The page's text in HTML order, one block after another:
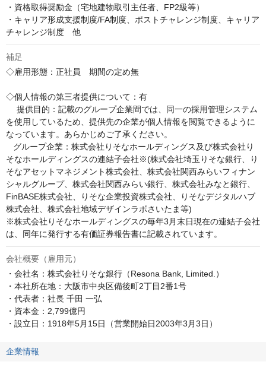
・資格取得奨励金（宅地建物取引主任者、FP2級等）
・キャリア形成支援制度/FA制度、ポストチャレンジ制度、キャリア
チャレンジ制度　他
補足
◇雇用形態：正社員　期間の定め無
◇個人情報の第三者提供について：有
提供目的：記載のグループ企業間では、同一の採用管理システム
を使用しているため、提供先の企業が個人情報を閲覧できるように
なっています。あらかじめご了承ください。
そなホールディングスの連結子会社※(株式会社埼玉りそな銀行、り
そなアセットマネジメント株式会社、株式会社関西みらいフィナン
シャルグループ、株式会社関西みらい銀行、株式会社みなと銀行、
FinBASE株式会社、りそな企業投資株式会社、りそなデジタルハブ
株式会社、株式会社地域デザインラボさいたま等)
※株式会社りそなホールディングスの毎年3月末日現在の連結子会社
は、同年に発行する有価証券報告書に記載されています。
会社概要（雇用元）
・会社名：株式会社りそな銀行（Resona Bank, Limited.）
・本社所在地：大阪市中央区備後町2丁目2番1号
・代表者：社長 千田 一弘
・資本金：2,799億円
・設立日：1918年5月15日（営業開始日2003年3月3日）
企業情報